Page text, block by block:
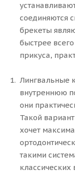
соединяются
брекеты
быстрее
прикуса,
Лингвальные
внутреннюю
они
Такой
хочет
такими
классических